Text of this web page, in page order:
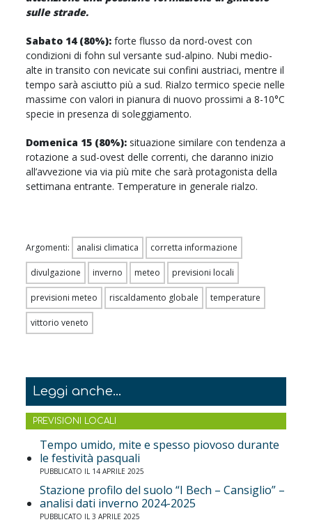
sulle strade.
Sabato 14 (80%): forte flusso da nord-ovest con
condizioni di fohn sul versante sud-alpino. Nubi medio-
alte in transito con nevicate sui confini austriaci, mentre il
tempo sarà asciutto più a sud. Rialzo termico specie nelle
massime con valori in pianura di nuovo prossimi a 8-10°C
specie in presenza di soleggiamento.
Domenica 15 (80%): situazione similare con tendenza a
rotazione a sud-ovest delle correnti, che daranno inizio
all’avvezione via via più mite che sarà protagonista della
settimana entrante. Temperature in generale rialzo.
Argomenti: analisi climatica corretta informazione
divulgazione inverno meteo previsioni locali
previsioni meteo riscaldamento globale temperature
vittorio veneto
Leggi anche...
PREVISIONI LOCALI
Tempo umido, mite e spesso piovoso durante
le festività pasquali
PUBBLICATO IL 14 APRILE 2025
Stazione profilo del suolo “I Bech – Cansiglio” –
analisi dati inverno 2024-2025
PUBBLICATO IL 3 APRILE 2025